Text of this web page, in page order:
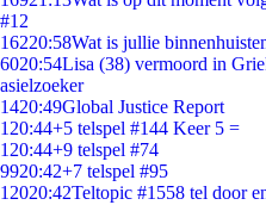
#12
16220:58Wat is jullie
6020:54Lisa (38) vermoord in
asielzoeker
1420:49Global Justice Report
1 20:44+5 telspel #144 Keer 5 =
1 20:44+9 telspel #74
9920:42+7 telspel #95
12020:42Teltopic #1558 tel door